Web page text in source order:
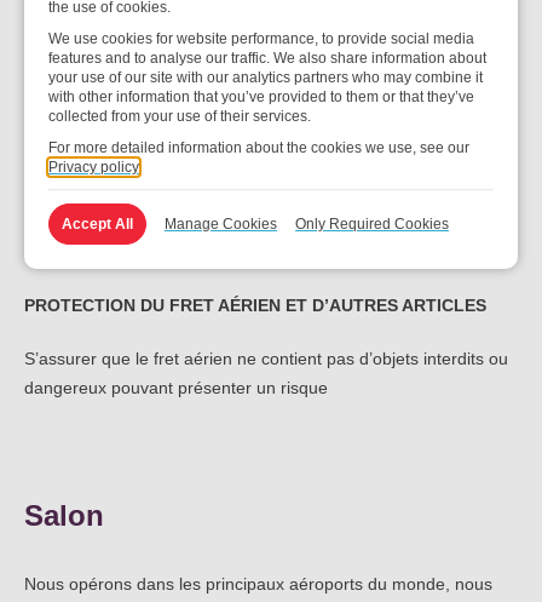
soient introduites à bord d’un aéronef et qu’elles puissent être
utilisées pour commettre un acte illicite contre l’aviation civile.
INSPECTION D’AÉRONEFS STATIONNÉS
Inspection de personnes, de véhicules et d’équipement utilisés
contrôles est de garantir l’intégrité de la sécurité aéroportuaire
PROTECTION DU FRET AÉRIEN ET D’AUTRES ARTICLES
S’assurer que le fret aérien ne contient pas d’objets interdits ou
dangereux pouvant présenter un risque
Salon
Nous opérons dans les principaux aéroports du monde, nous
the use of cookies.
We use cookies for website performance, to provide social media
features and to analyse our traffic. We also share information about
your use of our site with our analytics partners who may combine it
with other information that you’ve provided to them or that they’ve
collected from your use of their services.
For more detailed information about the cookies we use, see our
Privacy policy
Accept All Manage Cookies Only Required Cookies